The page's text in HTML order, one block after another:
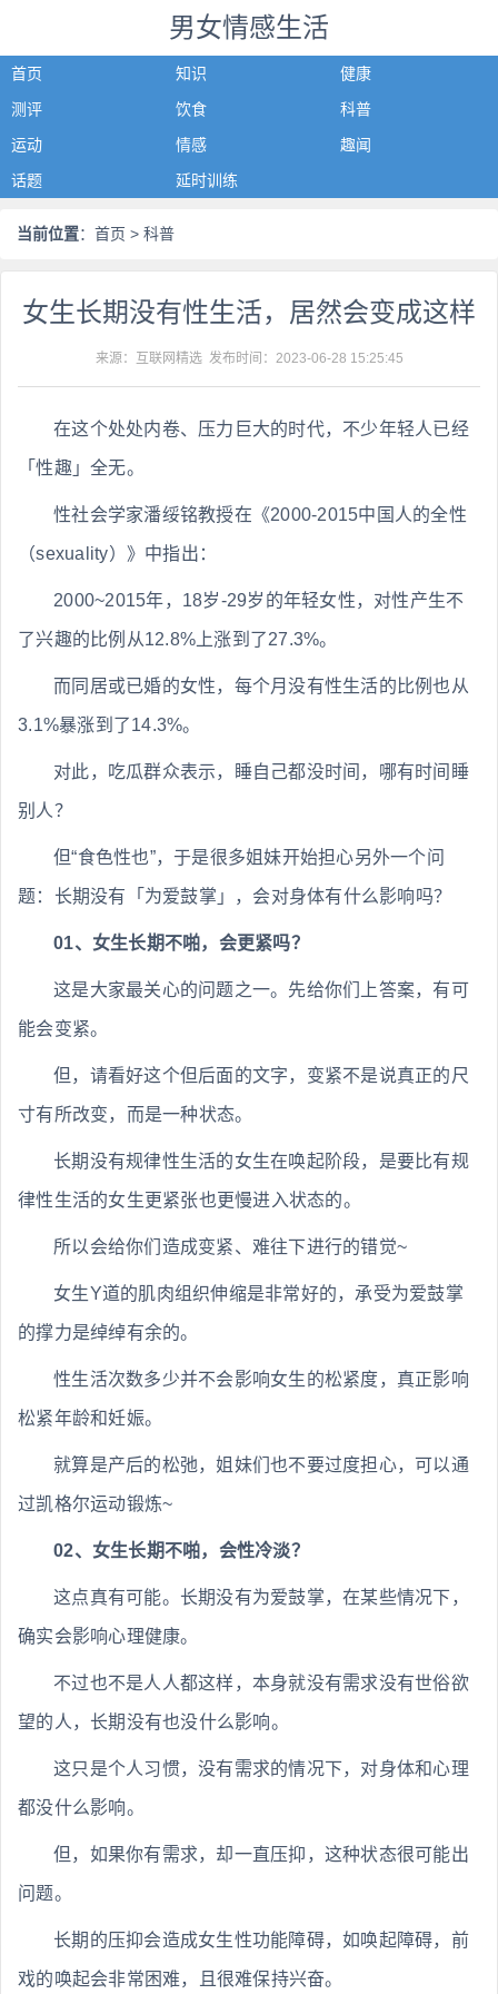
男女情感生活
首页 知识
健康
测评
饮食
科普
运动
情感
趣闻
话题
延时训练
当前位置： 首页 > 科普
女生长期没有性生活，居然会变成这样
来源：互联网精选 发布时间： 2023-06-28 15:25:45
在这个处处内卷、压力巨大的时代，不少年轻人已经
「性趣」全无。
性社会学家潘绥铭教授在《2000-2015中国人的全性
（sexuality）》中指出：
2000~2015年，18岁-29岁的年轻女性，对性产生不
了兴趣的比例从12.8%上涨到了27.3%。
而同居或已婚的女性，每个月没有性生活的比例也从
3.1%暴涨到了14.3%。
对此，吃瓜群众表示，睡自己都没时间，哪有时间睡
别人？
但“食色性也”，于是很多姐妹开始担心另外一个问
题：长期没有「为爱鼓掌」，会对身体有什么影响吗？
01、女生长期不啪，会更紧吗？
这是大家最关心的问题之一。先给你们上答案，有可
能会变紧。
但，请看好这个但后面的文字，变紧不是说真正的尺
寸有所改变，而是一种状态。
长期没有规律性生活的女生在唤起阶段，是要比有规
律性生活的女生更紧张也更慢进入状态的。
所以会给你们造成变紧、难往下进行的错觉~
女生Y道的肌肉组织伸缩是非常好的，承受为爱鼓掌
的撑力是绰绰有余的。
性生活次数多少并不会影响女生的松紧度，真正影响
松紧年龄和妊娠。
就算是产后的松弛，姐妹们也不要过度担心，可以通
过凯格尔运动锻炼~
02、女生长期不啪，会性冷淡？
这点真有可能。长期没有为爱鼓掌，在某些情况下，
确实会影响心理健康。
不过也不是人人都这样，本身就没有需求没有世俗欲
望的人，长期没有也没什么影响。
这只是个人习惯，没有需求的情况下，对身体和心理
都没什么影响。
但，如果你有需求，却一直压抑，这种状态很可能出
问题。
长期的压抑会造成女生性功能障碍，如唤起障碍，前
戏的唤起会非常困难，且很难保持兴奋。